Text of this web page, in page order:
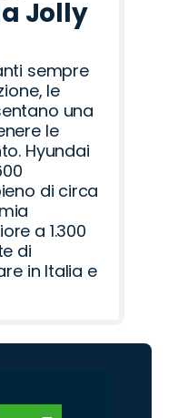
Jolly
sempre
le
una
le
Hyundai
di circa
a 1.300
di
in Italia e